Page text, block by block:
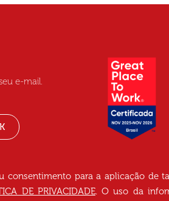
e-mail.
consentimento para a aplicação de
DE PRIVACIDADE. O uso da